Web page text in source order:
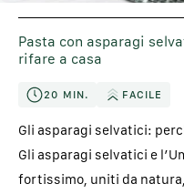
Pasta con asparagi
rifare a casa
20 MIN. FACILE
Gli asparagi selvatici:
Gli asparagi selvatici e
fortissimo, uniti da